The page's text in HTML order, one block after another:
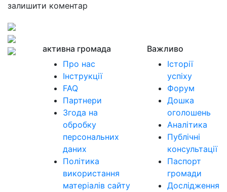
залишити коментар
активна громада
Про нас
Інструкції
FAQ
Партнери
Згода на
обробку
персональних
даних
Політика
використання
матеріалів сайту
Важливо
Історії
успіху
Форум
Дошка
оголошень
Аналітика
Публічні
консультації
Паспорт
громади
Дослідження